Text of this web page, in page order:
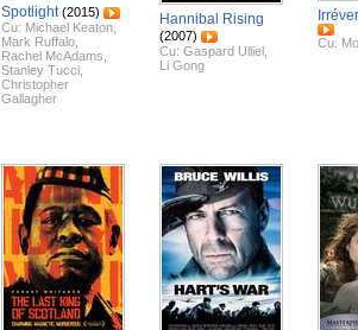
Spotlight (2015)
Cu: Michael Keaton
Mark Ruffalo
Rachel McAdams
Stanley Tucci
Christopher
Gallagher
Hannibal Rising
(2007)
Cu: Gaspard Ulliel
Li Gong
Cu: